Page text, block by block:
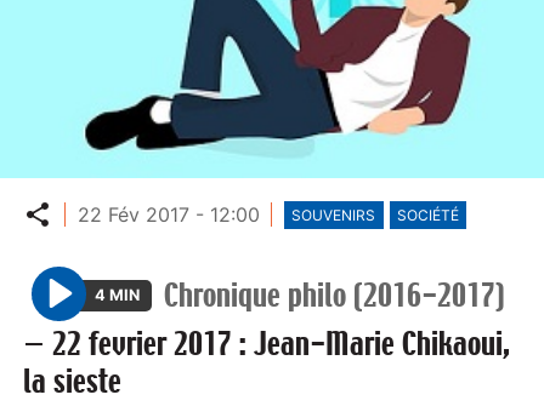
Partager
22 Fév 2017 - 12:00 SOUVENIRS SOCIÉTÉ
P
l
a
4 MIN
Chronique philo (2016-2017)
—22 fevrier 2017 : Jean-Marie Chikaoui,
la sieste